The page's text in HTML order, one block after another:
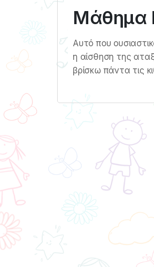
Μάθημα
Αυτό που
η αίσθηση της
βρίσκω πάντα τις